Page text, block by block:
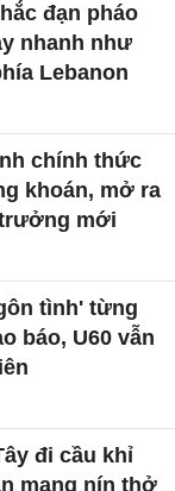
đạn pháo
nhanh như
Lebanon
chính thức
khoán, mở ra
mới
tình' từng
báo, U60 vẫn
đi cầu khỉ
mạng nín thở